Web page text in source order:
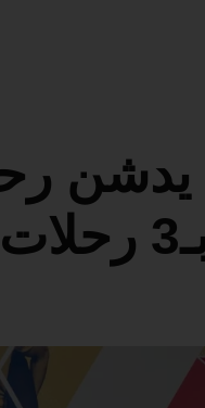
يدشن